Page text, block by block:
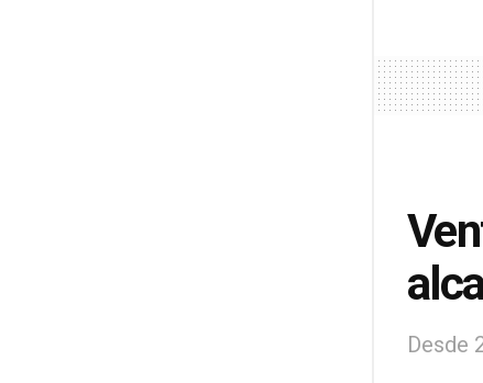
Desde